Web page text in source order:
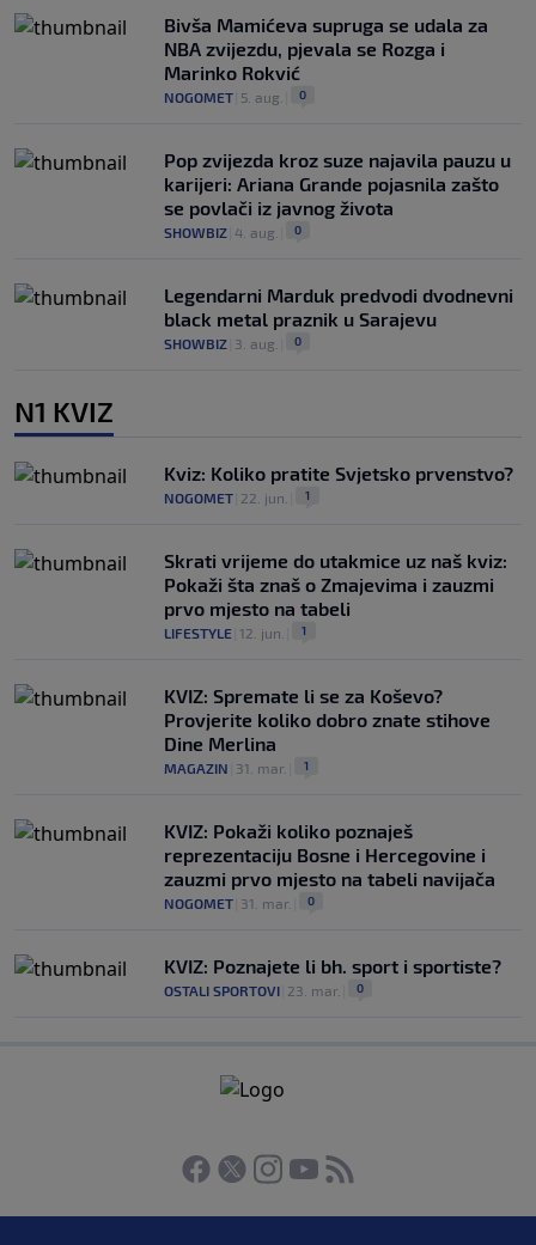
Bivša Mamićeva supruga se udala za
NBA zvijezdu, pjevala se Rozga i
Marinko Rokvić
NOGOMET 5. aug. 0
Pop zvijezda kroz suze najavila pauzu u
karijeri: Ariana Grande pojasnila zašto
se povlači iz javnog života
SHOWBIZ 4. aug. 0
Legendarni Marduk predvodi dvodnevni
black metal praznik u Sarajevu
SHOWBIZ 3. aug. 0
N1 KVIZ
Kviz: Koliko pratite Svjetsko prvenstvo?
NOGOMET 22. jun. 1
Skrati vrijeme do utakmice uz naš kviz:
Pokaži šta znaš o Zmajevima i zauzmi
prvo mjesto na tabeli
LIFESTYLE 12. jun. 1
KVIZ: Spremate li se za Koševo?
Provjerite koliko dobro znate stihove
Dine Merlina
MAGAZIN 31. mar. 1
KVIZ: Pokaži koliko poznaješ
reprezentaciju Bosne i Hercegovine i
zauzmi prvo mjesto na tabeli navijača
NOGOMET 31. mar. 0
KVIZ: Poznajete li bh. sport i sportiste?
OSTALI SPORTOVI 23. mar. 0